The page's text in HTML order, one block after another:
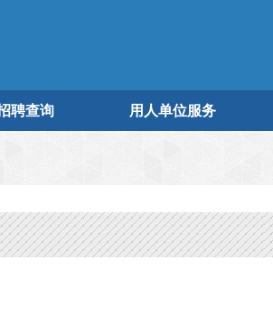
聘查询 用人单位服务